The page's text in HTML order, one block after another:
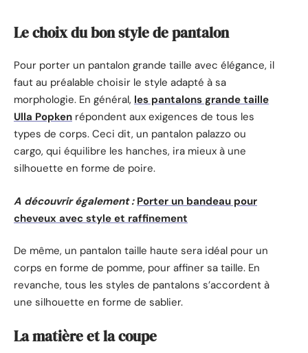
Le choix du bon style de pantalon
Pour porter un pantalon grande taille avec élégance, il
faut au préalable choisir le style adapté à sa
morphologie. En général, les pantalons grande taille
Ulla Popken répondent aux exigences de tous les
types de corps. Ceci dit, un pantalon palazzo ou
cargo, qui équilibre les hanches, ira mieux à une
silhouette en forme de poire.
A découvrir également : Porter un bandeau pour
cheveux avec style et raffinement
De même, un pantalon taille haute sera idéal pour un
corps en forme de pomme, pour affiner sa taille. En
revanche, tous les styles de pantalons s’accordent à
une silhouette en forme de sablier.
La matière et la coupe